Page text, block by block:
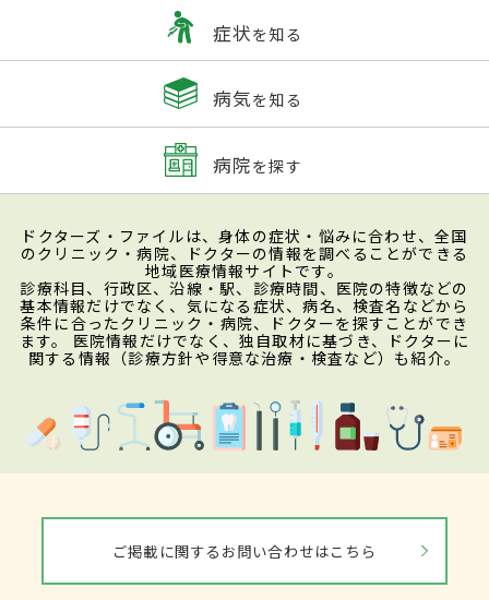
症状を知る
病気を知る
病院を探す
ドクターズ・ファイルは、身体の症状・悩みに合わせ、全国
のクリニック・病院、ドクターの情報を調べることができる
地域医療情報サイトです。
診療科目、行政区、沿線・駅、診療時間、医院の特徴などの
基本情報だけでなく、気になる症状、病名、検査名などから
条件に合ったクリニック・病院、ドクターを探すことができ
ます。 医院情報だけでなく、独自取材に基づき、ドクターに
関する情報（診療方針や得意な治療・検査など）も紹介。
ご掲載に関するお問い合わせはこちら